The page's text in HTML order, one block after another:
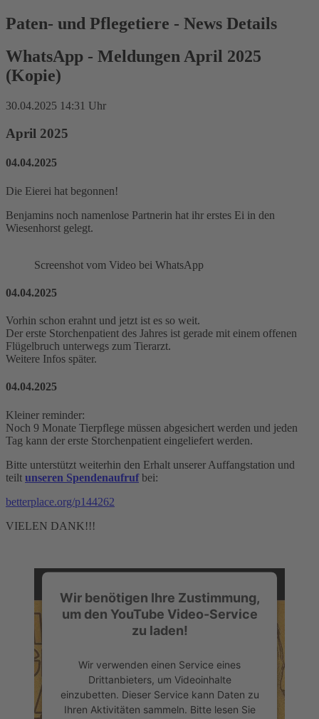
Paten- und Pflegetiere - News Details
WhatsApp - Meldungen April 2025
(Kopie)
30.04.2025 14:31 Uhr
April 2025
04.04.2025
Die Eierei hat begonnen!
Benjamins noch namenlose Partnerin hat ihr erstes Ei in den
Wiesenhorst gelegt.
Screenshot vom Video bei WhatsApp
04.04.2025
Vorhin schon erahnt und jetzt ist es so weit.
Der erste Storchenpatient des Jahres ist gerade mit einem offenen
Flügelbruch unterwegs zum Tierarzt.
Weitere Infos später.
04.04.2025
Kleiner reminder:
Noch 9 Monate Tierpflege müssen abgesichert werden und jeden
Tag kann der erste Storchenpatient eingeliefert werden.
Bitte unterstützt weiterhin den Erhalt unserer Auffangstation und
teilt unseren Spendenaufrufbei:
betterplace.org/p144262
VIELEN DANK!!!
Wir benötigen Ihre Zustimmung,
um den YouTube Video-Service
zu laden!
Wir verwenden einen Service eines
Drittanbieters, um Videoinhalte
einzubetten. Dieser Service kann Daten zu
Ihren Aktivitäten sammeln. Bitte lesen Sie